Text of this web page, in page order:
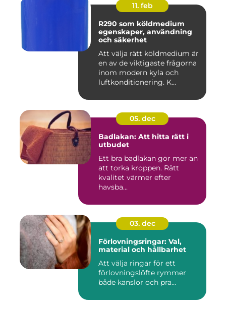
11. feb
R290 som köldmedium
egenskaper, användning
och säkerhet
Att välja rätt köldmedium är
en av de viktigaste frågorna
inom modern kyla och
luftkonditionering. K...
05. dec
Badlakan: Att hitta rätt i
utbudet
Ett bra badlakan gör mer än
att torka kroppen. Rätt
kvalitet värmer efter
havsba...
03. dec
Förlovningsringar: Val,
material och hållbarhet
Att välja ringar för ett
förlovningslöfte rymmer
både känslor och pra...